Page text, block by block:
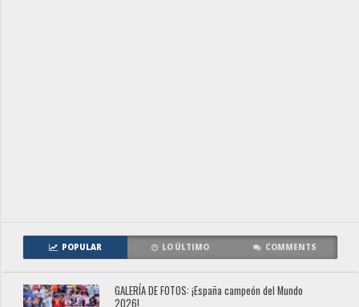
POPULAR LO ÚLTIMO COMMENTS
GALERÍA DE FOTOS: ¡España campeón del Mundo
2026!